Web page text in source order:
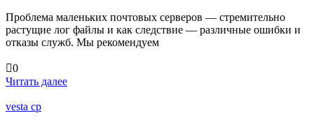
Проблема маленьких почтовых серверов — стремительно
растущие лог файлы и как следствие — различные ошибки и
отказы служб. Мы рекомендуем
0
Читать далее
vesta cp